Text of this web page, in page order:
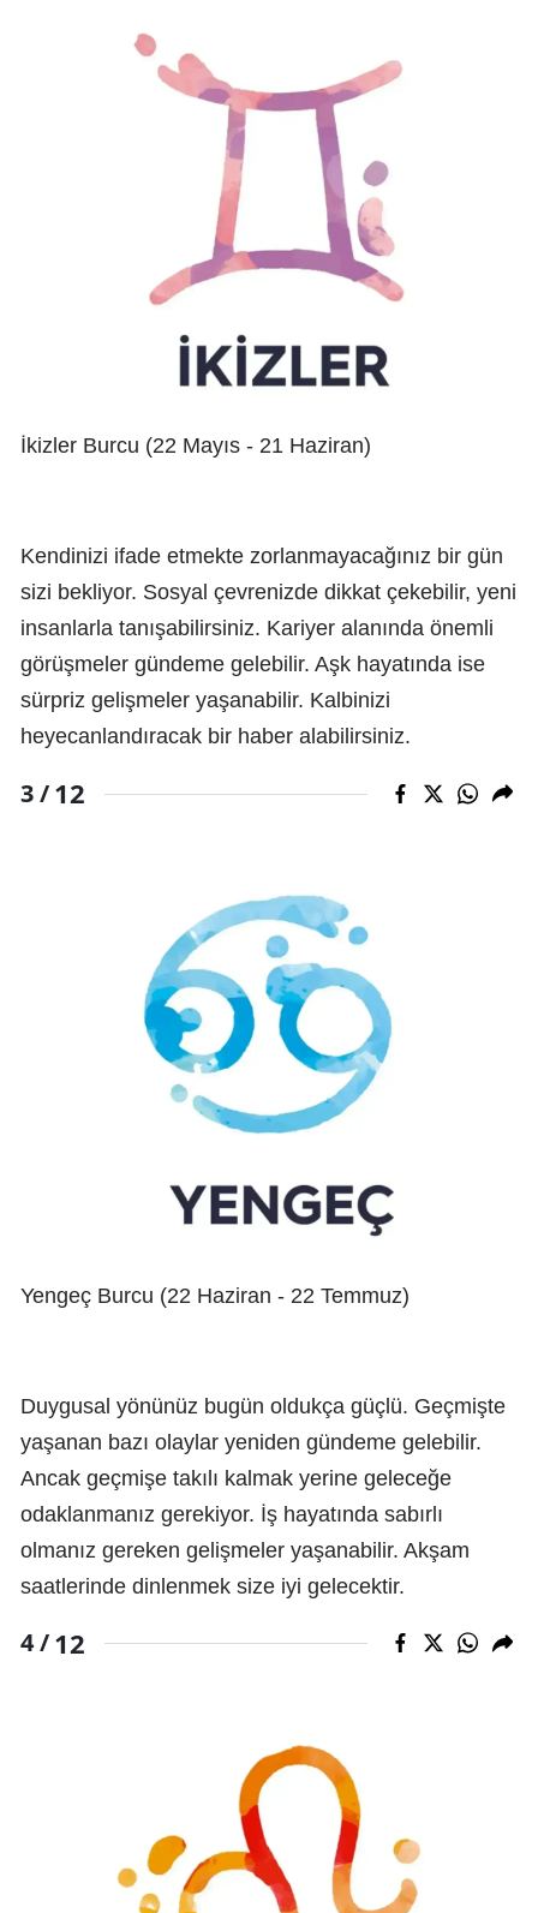
İkizler Burcu (22 Mayıs - 21 Haziran)
Kendinizi ifade etmekte zorlanmayacağınız bir gün
sizi bekliyor. Sosyal çevrenizde dikkat çekebilir, yeni
insanlarla tanışabilirsiniz. Kariyer alanında önemli
görüşmeler gündeme gelebilir. Aşk hayatında ise
sürpriz gelişmeler yaşanabilir. Kalbinizi
heyecanlandıracak bir haber alabilirsiniz.
3 /12
Yengeç Burcu (22 Haziran - 22 Temmuz)
Duygusal yönünüz bugün oldukça güçlü. Geçmişte
yaşanan bazı olaylar yeniden gündeme gelebilir.
Ancak geçmişe takılı kalmak yerine geleceğe
odaklanmanız gerekiyor. İş hayatında sabırlı
olmanız gereken gelişmeler yaşanabilir. Akşam
saatlerinde dinlenmek size iyi gelecektir.
4 /12